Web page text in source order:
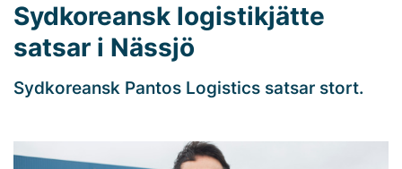
Sydkoreansk logistikjätte
satsar i Nässjö
Sydkoreansk Pantos Logistics satsar stort.